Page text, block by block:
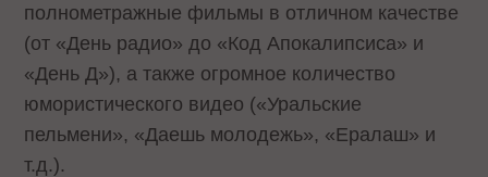
полнометражные фильмы в отличном качестве
(от «День радио» до «Код Апокалипсиса» и
«День Д»), а также огромное количество
юмористического видео («Уральские
пельмени», «Даешь молодежь», «Ералаш» и
т.д.).